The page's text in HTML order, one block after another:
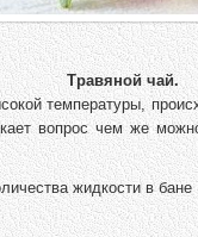
Травяной чай.
температуры,
вопрос чем же
жидкости в